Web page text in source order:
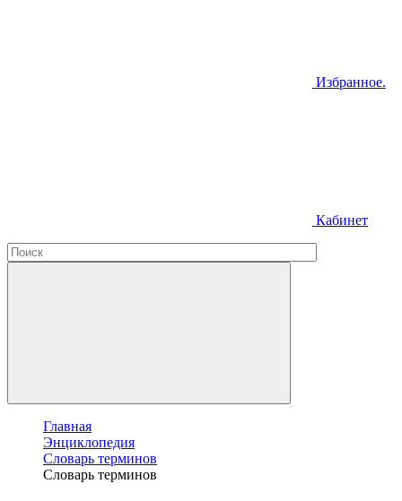
Избранное.
Кабинет
Главная
Энциклопедия
Словарь терминов
Словарь терминов